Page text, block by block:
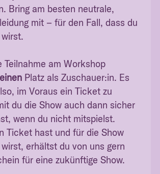
Bring am besten neutrale,
mit – für den Fall, dass du
Teilnahme am Workshop
Platz als Zuschauer:in. Es
im Voraus ein Ticket zu
du die Show auch dann sicher
wenn du nicht mitspielst.
Ticket hast und für die Show
erhältst du von uns gern
für eine zukünftige Show.